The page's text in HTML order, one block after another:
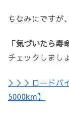
ちなみにですが
「気づいたら寿
チェックしまし
＞＞＞ロードバ
5000km】